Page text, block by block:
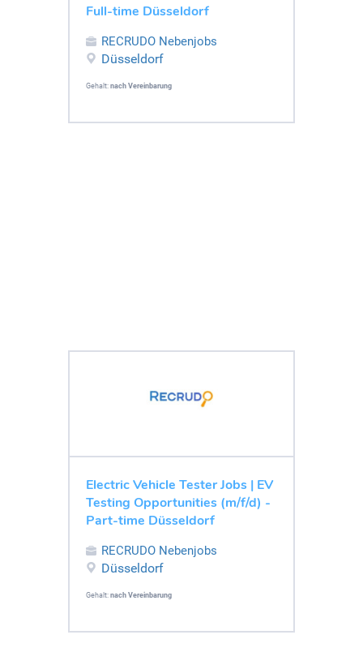
Full-time Düsseldorf
RECRUDO Nebenjobs
Düsseldorf
Gehalt: nach Vereinbarung
Electric Vehicle Tester Jobs | EV
Testing Opportunities (m/f/d) -
Part-time Düsseldorf
RECRUDO Nebenjobs
Düsseldorf
Gehalt: nach Vereinbarung